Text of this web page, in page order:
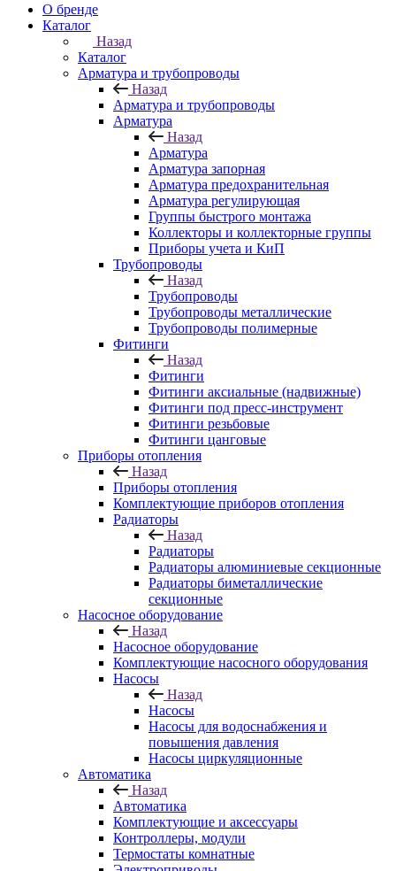
О бренде
Каталог
Назад
Каталог
Арматура и трубопроводы
Назад
Арматура и трубопроводы
Арматура
Назад
Арматура
Арматура запорная
Арматура предохранительная
Арматура регулирующая
Группы быстрого монтажа
Коллекторы и коллекторные группы
Приборы учета и КиП
Трубопроводы
Назад
Трубопроводы
Трубопроводы металлические
Трубопроводы полимерные
Фитинги
Назад
Фитинги
Фитинги аксиальные (надвижные)
Фитинги под пресс-инструмент
Фитинги резьбовые
Фитинги цанговые
Приборы отопления
Назад
Приборы отопления
Комплектующие приборов отопления
Радиаторы
Назад
Радиаторы
Радиаторы алюминиевые секционные
Радиаторы биметаллические
секционные
Насосное оборудование
Назад
Насосное оборудование
Комплектующие насосного оборудования
Насосы
Назад
Насосы
Насосы для водоснабжения и
повышения давления
Насосы циркуляционные
Автоматика
Назад
Автоматика
Комплектующие и аксессуары
Контроллеры, модули
Термостаты комнатные